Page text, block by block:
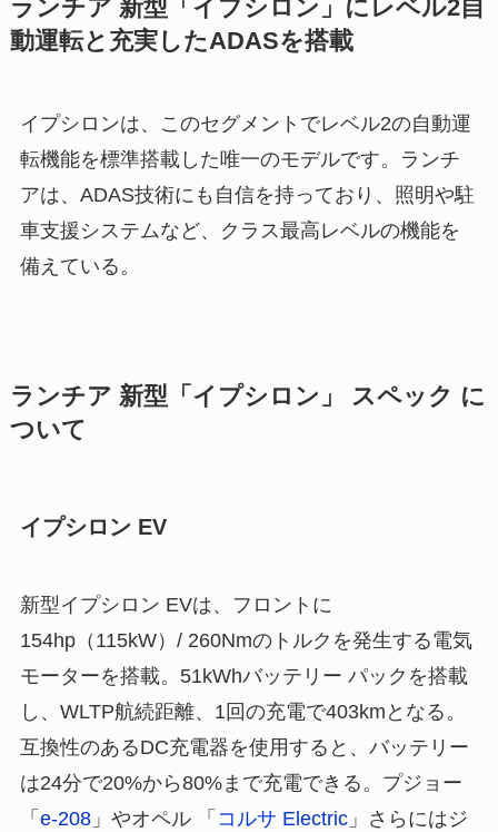
ランチア 新型「イプシロン」にレベル2自
動運転と充実したADASを搭載
イプシロンは、このセグメントでレベル2の自動運
転機能を標準搭載した唯一のモデルです。ランチ
アは、ADAS技術にも自信を持っており、照明や駐
車支援システムなど、クラス最高レベルの機能を
備えている。
ランチア 新型「イプシロン」 スペック に
ついて
イプシロン EV
新型イプシロン EVは、フロントに
154hp（115kW）/ 260Nmのトルクを発生する電気
モーターを搭載。51kWhバッテリー パックを搭載
し、WLTP航続距離、1回の充電で403kmとなる。
互換性のあるDC充電器を使用すると、バッテリー
は24分で20%から80%まで充電できる。プジョー
「 e-208」やオペル 「 コルサ Electric」さらにはジ